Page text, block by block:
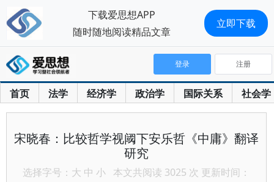
首页 法学 经济学 政治学 国际关系 社会学
登录 注册
宋晓春：比较哲学视阈下安乐哲《中庸》翻译
研究
选择字号： 大 中 小 本文共阅读 3025 次 更新时间：
下载爱思想APP
随时随地阅读精品文章
立即下载